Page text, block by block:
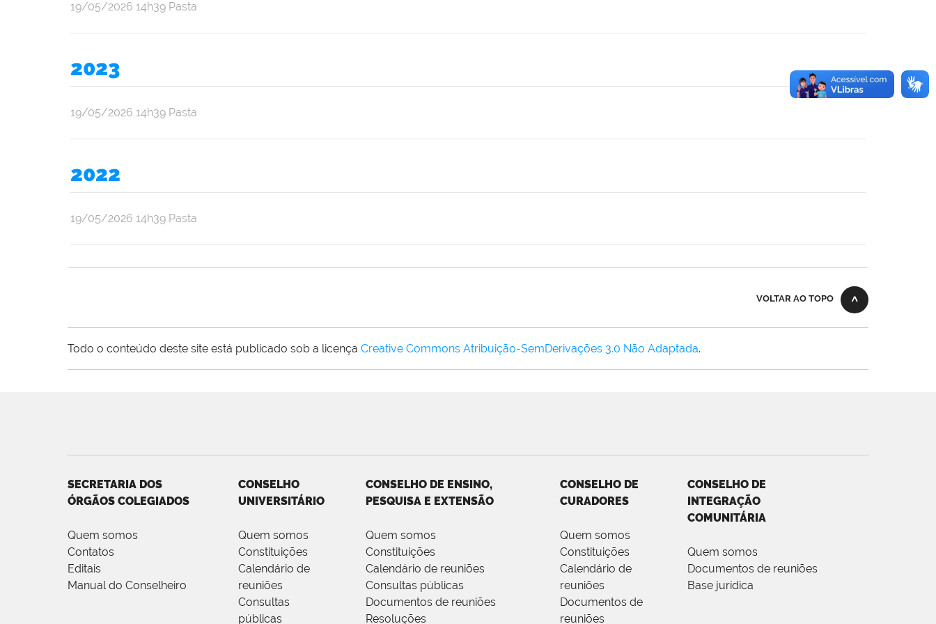
por
Araújo
publicado
19/05/2026 14h39 Pasta
2023
por
Araújo
publicado
19/05/2026 14h39 Pasta
2022
por
Oliveira
publicado
19/05/2026 14h39 Pasta
VOLTAR AO TOPO
Todo o conteúdo deste site está publicado sob a licença Creative Commons Atribuição-SemDerivações 3.0 Não Adaptada.
SECRETARIA DOS
ÓRGÃOS COLEGIADOS
Quem somos
Contatos
Editais
Manual do Conselheiro
CONSELHO
UNIVERSITÁRIO
Quem somos
Constituições
Calendário de
reuniões
Consultas
públicas
CONSELHO DE ENSINO,
PESQUISA E EXTENSÃO
Quem somos
Constituições
Calendário de reuniões
Consultas públicas
Documentos de reuniões
Resoluções
CONSELHO DE
CURADORES
Quem somos
Constituições
Calendário de
reuniões
Documentos de
reuniões
CONSELHO DE
INTEGRAÇÃO
COMUNITÁRIA
Quem somos
Documentos de reuniões
Base jurídica